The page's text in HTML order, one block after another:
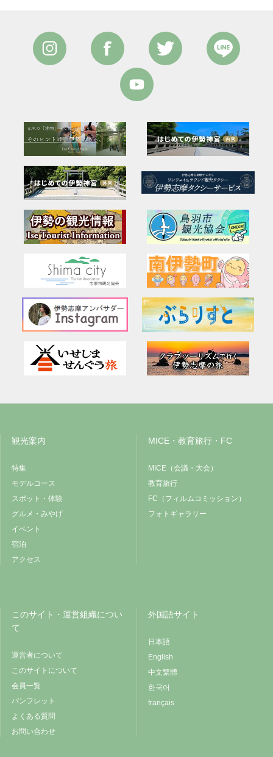
観光案内
特集
モデルコース
スポット・体験
グルメ・みやげ
イベント
宿泊
アクセス
MICE・教育旅行・FC
MICE（会議・大会）
教育旅行
FC（フィルムコミッション）
フォトギャラリー
このサイト・運営組織につい
て
運営者について
このサイトについて
会員一覧
パンフレット
よくある質問
お問い合わせ
外国語サイト
日本語
English
中文繁體
한국어
français